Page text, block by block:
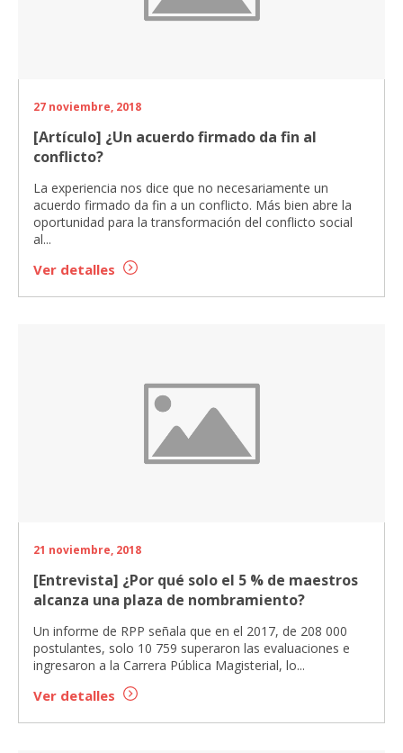
27 noviembre, 2018
[Artículo] ¿Un acuerdo firmado da fin al
conflicto?
La experiencia nos dice que no necesariamente un
acuerdo firmado da fin a un conflicto. Más bien abre la
oportunidad para la transformación del conflicto social
al...
Ver detalles
21 noviembre, 2018
[Entrevista] ¿Por qué solo el 5 % de maestros
alcanza una plaza de nombramiento?
Un informe de RPP señala que en el 2017, de 208 000
postulantes, solo 10 759 superaron las evaluaciones e
ingresaron a la Carrera Pública Magisterial, lo...
Ver detalles